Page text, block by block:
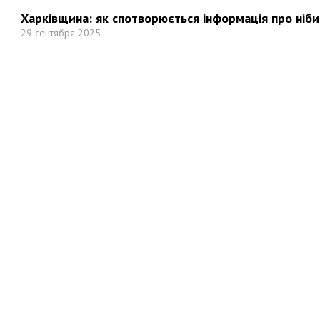
Харківщина: як спотворюється інформація про
29 сентября 2025